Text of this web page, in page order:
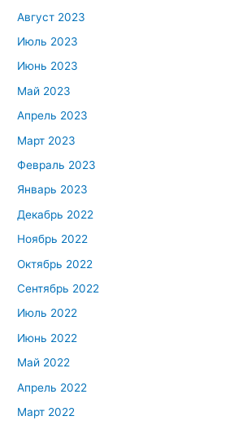
Август 2023
Июль 2023
Июнь 2023
Май 2023
Апрель 2023
Март 2023
Февраль 2023
Январь 2023
Декабрь 2022
Ноябрь 2022
Октябрь 2022
Сентябрь 2022
Июль 2022
Июнь 2022
Май 2022
Апрель 2022
Март 2022